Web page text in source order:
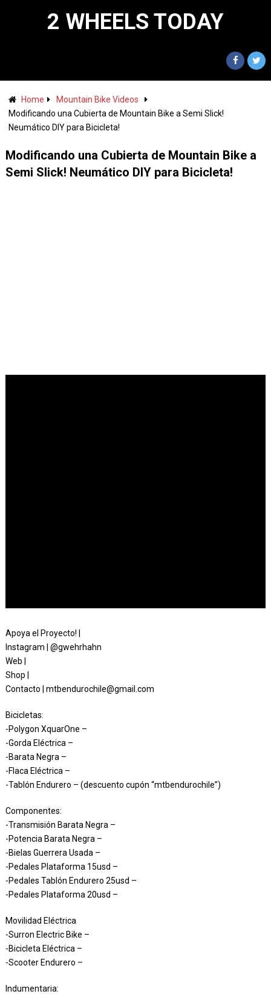
2 WHEELS TODAY
Home
Mountain Bike Videos
Modificando una Cubierta de Mountain Bike a Semi Slick!
Neumático DIY para Bicicleta!
Modificando una Cubierta de Mountain Bike a
Semi Slick! Neumático DIY para Bicicleta!
Apoya el Proyecto! |
Instagram | @gwehrhahn
Web |
Shop |
Contacto | mtbendurochile@gmail.com
Bicicletas:
-Polygon XquarOne –
-Gorda Eléctrica –
-Barata Negra –
-Flaca Eléctrica –
-Tablón Endurero – (descuento cupón “mtbendurochile”)
Componentes:
-Transmisión Barata Negra –
-Potencia Barata Negra –
-Bielas Guerrera Usada –
-Pedales Plataforma 15usd –
-Pedales Tablón Endurero 25usd –
-Pedales Plataforma 20usd –
Movilidad Eléctrica
-Surron Electric Bike –
-Bicicleta Eléctrica –
-Scooter Endurero –
Indumentaria: